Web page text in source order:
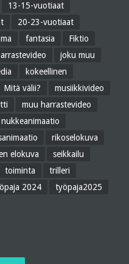
13-15-vuotiaat
20-23-vuotiaat
fantasia
Fiktio
joku muu
kokeellinen
Mitä välii?
musiikkivideo
muu harrastevideo
nukkeanimaatio
rikoselokuva
elokuva
seikkailu
toiminta
trilleri
2024
työpaja2025